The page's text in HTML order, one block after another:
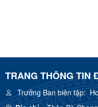
TRANG THÔNG TIN
Trưởng Ban biên tập: